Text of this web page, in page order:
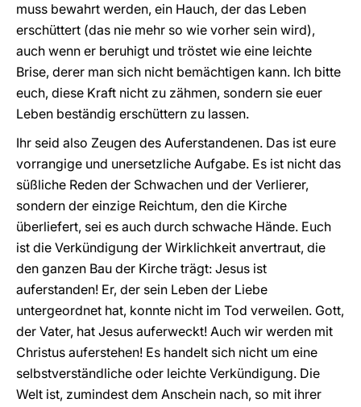
muss bewahrt werden, ein Hauch, der das Leben
erschüttert (das nie mehr so wie vorher sein wird),
auch wenn er beruhigt und tröstet wie eine leichte
Brise, derer man sich nicht bemächtigen kann. Ich bitte
euch, diese Kraft nicht zu zähmen, sondern sie euer
Leben beständig erschüttern zu lassen.
Ihr seid also Zeugen des Auferstandenen. Das ist eure
vorrangige und unersetzliche Aufgabe. Es ist nicht das
süßliche Reden der Schwachen und der Verlierer,
sondern der einzige Reichtum, den die Kirche
überliefert, sei es auch durch schwache Hände. Euch
ist die Verkündigung der Wirklichkeit anvertraut, die
den ganzen Bau der Kirche trägt: Jesus ist
auferstanden! Er, der sein Leben der Liebe
untergeordnet hat, konnte nicht im Tod verweilen. Gott,
der Vater, hat Jesus auferweckt! Auch wir werden mit
Christus auferstehen! Es handelt sich nicht um eine
selbstverständliche oder leichte Verkündigung. Die
Welt ist, zumindest dem Anschein nach, so mit ihrer